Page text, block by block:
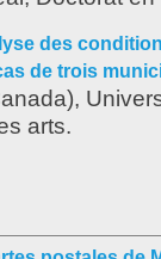
des
de trois
arts.